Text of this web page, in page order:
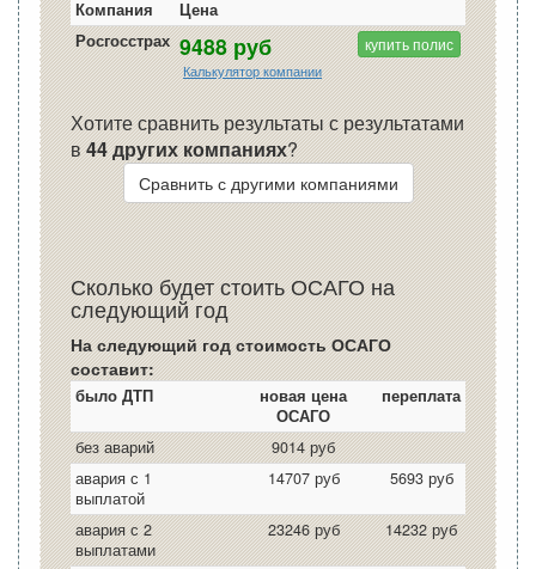
Компания
Цена
Росгосстрах 9488 руб
Калькулятор компании
купить полис
Хотите сравнить результаты с результатами
в44 других компаниях?
Сравнить с другими компаниями
Сколько будет стоить ОСАГО на
следующий год
На следующий год стоимость ОСАГО
составит:
было ДТП
новая цена
ОСАГО
переплата
без аварий
9014 руб
авария с 1
выплатой
14707 руб 5693 руб
авария с 2
выплатами
23246 руб 14232 руб